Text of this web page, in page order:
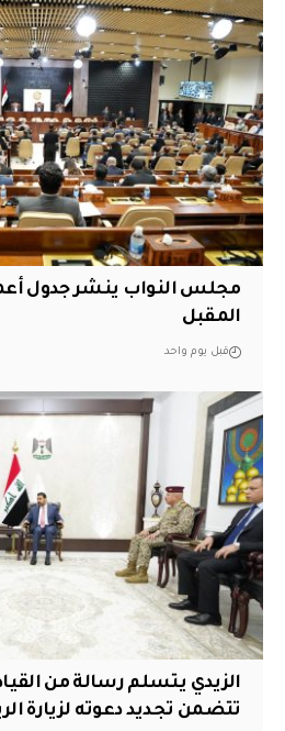
مجلس النواب ينشر جدول
المقبل
قبل يوم واحد
الزيدي يتسلم رسالة من
تتضمن تجديد دعوته لزيارة